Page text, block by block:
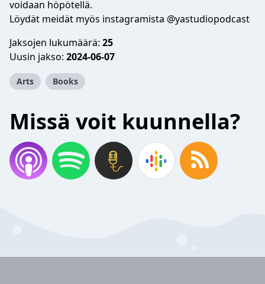
voidaan höpötellä.
Löydät meidät myös instagramista @yastudiopodcast
Jaksojen lukumäärä: 25
Uusin jakso: 2024-06-07
Arts Books
Missä voit kuunnella?